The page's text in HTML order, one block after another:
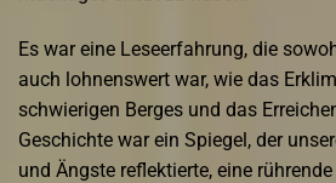
Es war eine Leseerfahrung, die
auch lohnenswert war, wie das
schwierigen Berges und das
Geschichte war ein Spiegel, der
und Ängste reflektierte, eine